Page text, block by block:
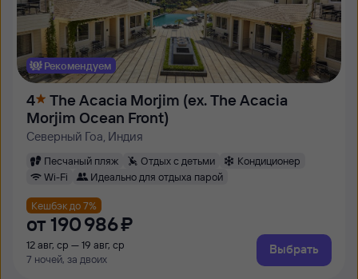
Рекомендуем
4
The Acacia Morjim (ex. The Acacia
Morjim Ocean Front)
Северный Гоа, Индия
Песчаный пляж Отдых с детьми
Кондиционер
Wi-Fi
Идеально для отдыха парой
Кешбэк до 7%
от 190 ⁠986 ⁠₽
12 авг, ср — 19 авг, ср
7 ночей, за двоих
Выбрать